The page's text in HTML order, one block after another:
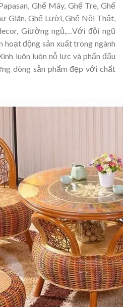
Ghế Mây, Ghế Tre, Ghế
Giãn, Ghế Lười, Ghế Nội Thất,
Giường ngủ,…Với đội ngũ
hoạt động sản xuất trong ngành
luôn luôn nỗ lực và phấn đấu
dòng sản phẩm đẹp với chất